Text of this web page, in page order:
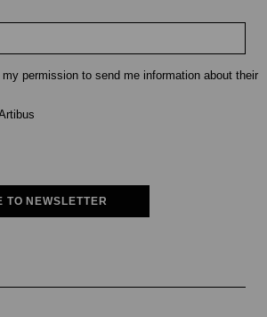
permission to send me information about their
TO NEWSLETTER